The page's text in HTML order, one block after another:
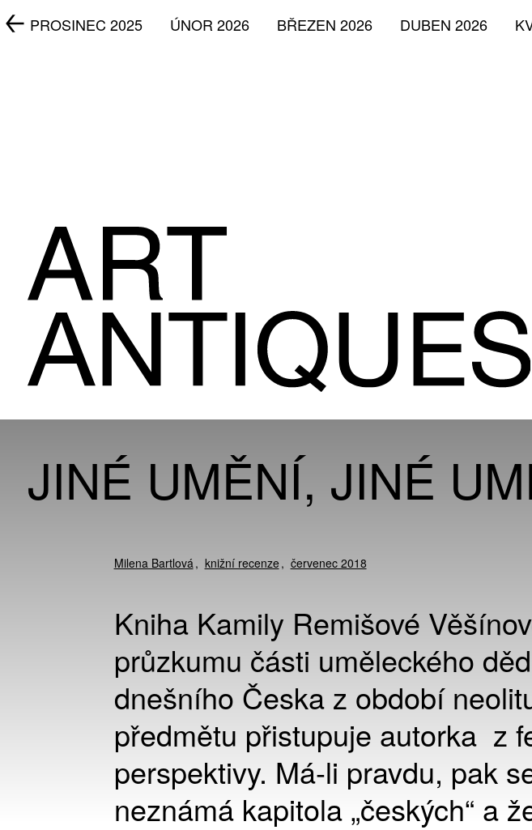
DUBEN 2026
BŘEZEN 2026
ÚNOR 2026
PROSINEC 2025
JINÉ UMĚNÍ, JINÉ
Milena Bartlová knižní recenze červenec 2018
Kniha Kamily Remišové
průzkumu části uměleckého
dnešního Česka z období
předmětu přistupuje autorka z
perspektivy. Má-li pravdu, pak
neznámá kapitola „českých“ a